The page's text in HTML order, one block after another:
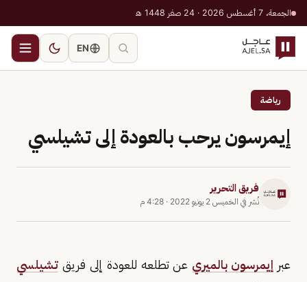
الجمعة، 7 أغسطس 2026 · 24 صفر 1448 هـ
EN
رياضة
إيمرسون يرحب بالعودة إلى تشيلسي
فريق التحرير
نُشر في الخميس 2 يونيو 2022 · 4:28 م
عبر إيمرسون بالميري عن تطلعه للعودة إلى فريق تشيلسي